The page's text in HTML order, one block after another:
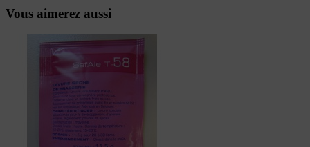
Vous aimerez aussi